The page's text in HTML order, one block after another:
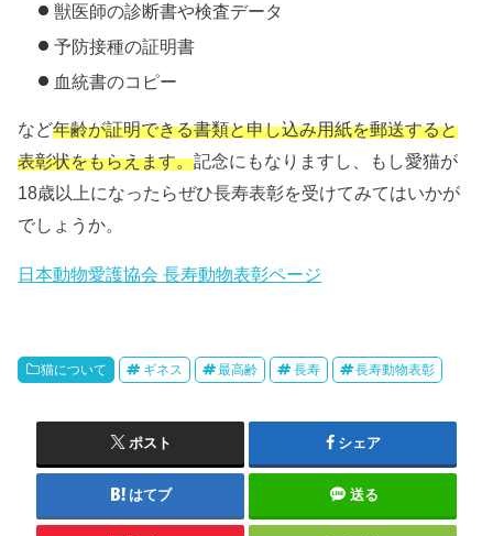
獣医師の診断書や検査データ
予防接種の証明書
血統書のコピー
など年齢が証明できる書類と申し込み用紙を郵送すると
表彰状をもらえます。記念にもなりますし、もし愛猫が
18歳以上になったらぜひ長寿表彰を受けてみてはいかが
でしょうか。
日本動物愛護協会 長寿動物表彰ページ
猫について ギネス 最高齢 長寿 長寿動物表彰
ポスト シェア
はてブ 送る